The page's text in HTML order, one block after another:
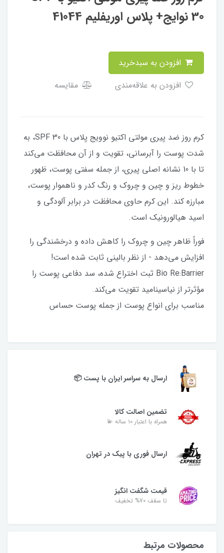
30 نوایج+ پلاس اوریفلیم 41044
مقایسه
کرم روز ضد پیری مولتی اکتیو نوویج پلاس با SPF 30، به
شدت پوست را آبرسانی، تقویت و از آن محافظت می‌کند
تا با 10 نشانه اصلی پیری، از جمله سفتی پوست، ظهور
خطوط ریز و چین و چروک و رنگ کدر و ناهموار پوست،
مبارزه کند. این کرم حاوی محافظت در برابر آلودگی و
اسید هیالورونیک است.
فوراً ظاهر چین و چروک را کاهش داده و درخشندگی را
افزایش می‌دهد - از نظر بالینی ثابت شده است!
Bio Re:Barrier ثبت اختراع شده، سد دفاعی پوست را
مؤثرتر از نیاسینامید تقویت می‌کند.
مناسب برای انواع پوست از جمله پوست حساس
ارسال به سراسر ایران با پست 📦
تضمین اصالت کالا
همراه با اعتبار ۱۰ ساله 💫
ارسال فوری با پیک در تهران
قیمت شگفت انگیز
تا سقف 70% تخفیف
محصولات مرتبط